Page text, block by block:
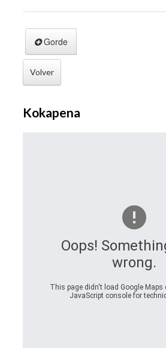
Gorde
Volver
Kokapena
Oops!
wrong.
This page didn't load Google Maps
JavaScript console for